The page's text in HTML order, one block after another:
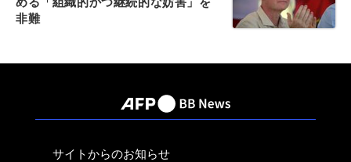
非難
サイトからのお知らせ